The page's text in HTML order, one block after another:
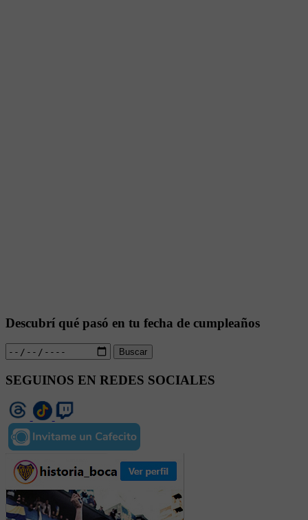
Descubrí qué pasó en tu fecha de cumpleaños
Buscar
SEGUINOS EN REDES SOCIALES